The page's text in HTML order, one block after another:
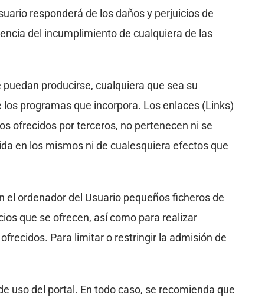
responderá de los daños y perjuicios de
del incumplimiento de cualquiera de las
producirse, cualquiera que sea su
programas que incorpora. Los enlaces (Links)
ofrecidos por terceros, no pertenecen ni se
en los mismos ni de cualesquiera efectos que
el ordenador del Usuario pequeños ficheros de
que se ofrecen, así como para realizar
Para limitar o restringir la admisión de
uso del portal. En todo caso, se recomienda que